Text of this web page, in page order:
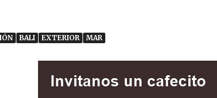
BALI EXTERIOR MAR